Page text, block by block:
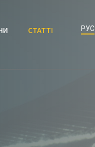
РУС
СТАТТІ